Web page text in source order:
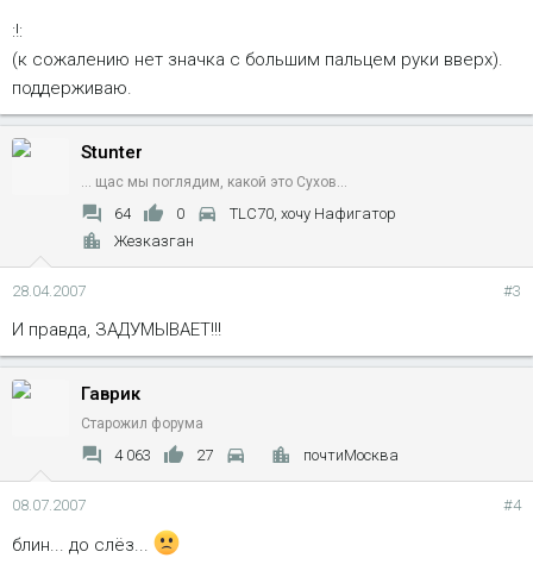
:!:
(к сожалению нет значка с большим пальцем руки вверх).
поддерживаю.
Stunter
... щас мы поглядим, какой это Сухов...
64 0
TLC70, хочу Нафигатор
Жезказган
28.04.2007 #3
И правда, ЗАДУМЫВАЕТ!!!
Гаврик
Старожил форума
4 063 27 почтиМосква
08.07.2007 #4
блин... до слёз...